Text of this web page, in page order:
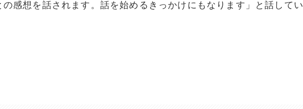
の感想を話されます。話を始めるきっかけにもなります」と話してい